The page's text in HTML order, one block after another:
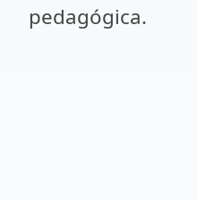
pedagógica.